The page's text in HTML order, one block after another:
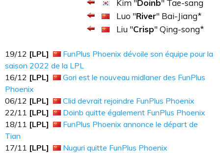
Kim "Doinb" Tae-sang
Luo "River" Bai-Jiang*
Liu "Crisp" Qing-song*
19​​​/12 [LPL]
FunPlus Phoenix dévoile son équipe pour la
saison 2022 de la LPL
16​​​/12 [LPL]
Gori est le nouveau midlaner des FunPlus
Phoenix
06​​​/12 [LPL]
Clid devrait rejoindre FunPlus Phoenix
22/11 [LPL]
Doinb quitte également FunPlus Phoenix
18/11 [LPL]
FunPlus Phoenix annonce le départ de
Tian
17/11 [LPL]
Nuguri quitte FunPlus Phoenix